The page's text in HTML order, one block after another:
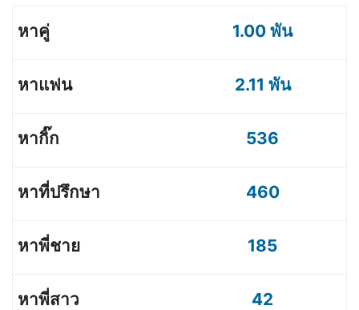
1.00 พัน
2.11 พัน
536
460
185
42